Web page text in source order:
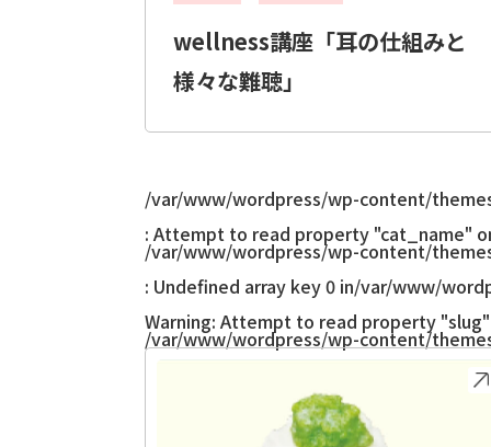
wellness講座「耳の仕組みと
様々な難聴」
/var/www/wordpress/wp-content/
: Attempt to read property "cat_name"
/var/www/wordpress/wp-content/
: Undefined array key 0 in/var/www/
Warning: Attempt to read property "slug"
/var/www/wordpress/wp-content/